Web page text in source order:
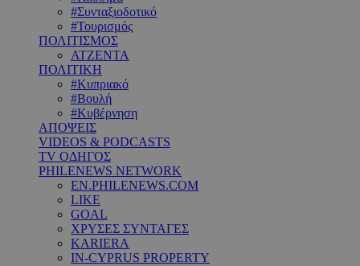
#Συνταξιοδοτικό
#Τουρισμός
ΠΟΛΙΤΙΣΜΟΣ
ΑΤΖΕΝΤΑ
ΠΟΛΙΤΙΚΗ
#Κυπριακό
#Βουλή
#Κυβέρνηση
ΑΠΟΨΕΙΣ
VIDEOS & PODCASTS
TV ΟΔΗΓΟΣ
PHILENEWS NETWORK
EN.PHILENEWS.COM
LIKE
GOAL
ΧΡΥΣΕΣ ΣΥΝΤΑΓΕΣ
KARIERA
IN-CYPRUS PROPERTY